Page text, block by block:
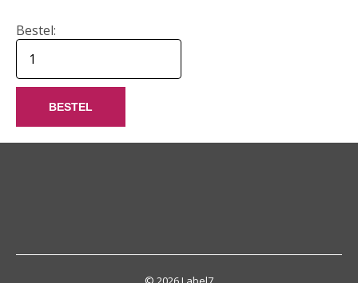
Bestel:
BESTEL